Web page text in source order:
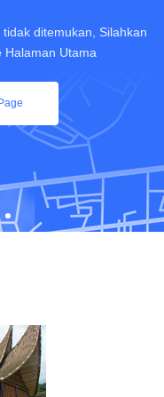
ditemukan, Silahkan
Halaman Utama